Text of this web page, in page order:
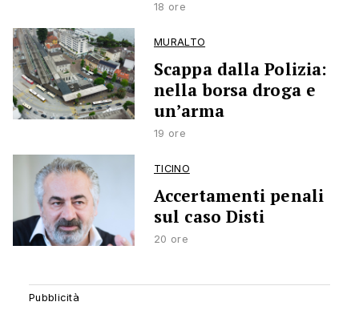
18 ore
MURALTO
Scappa dalla Polizia:
nella borsa droga e
un’arma
19 ore
TICINO
Accertamenti penali
sul caso Disti
20 ore